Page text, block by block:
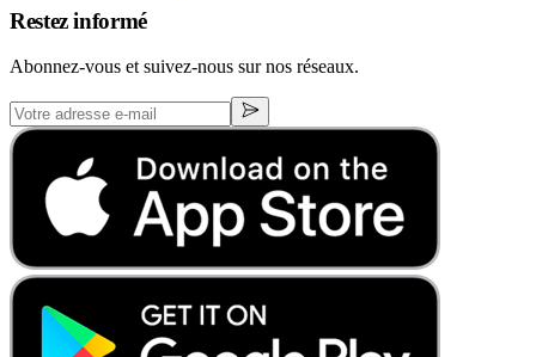
Restez informé
Abonnez-vous et suivez-nous sur nos réseaux.